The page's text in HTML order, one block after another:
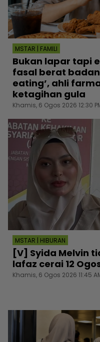
MSTAR | FAMILI
Bukan lapar tapi
fasal berat
eating’, ahli
ketagihan gula
Khamis, 6 Ogos 2026 12:30
MSTAR | HIBURAN
[V] Syida Melvin
lafaz cerai 12
Khamis, 6 Ogos 2026 11:45